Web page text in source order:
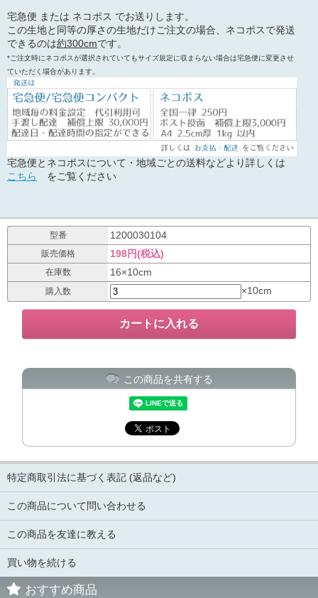
宅急便 または ネコポス でお送りします。
この生地と同等の厚さの生地だけご注文の場合、ネコポスで発送
できるのは約300cmです。
*ご注文時にネコポスが選択されていてもサイズ規定に収まらない場合は宅急便に変更させ
ていただく場合があります。
宅急便とネコポスについて・地域ごとの送料などより詳しくは
こちら
をご覧ください
型番 1200030104
販売価格 198円(税込)
在庫数 16×10cm
購入数 ×10cm
この商品を共有する
特定商取引法に基づく表記 (返品など)
この商品について問い合わせる
この商品を友達に教える
買い物を続ける
おすすめ商品